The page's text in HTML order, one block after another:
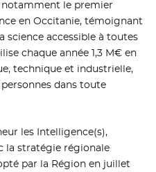
notamment le premier
en Occitanie, témoignant
science accessible à toutes
chaque année 1,3 M€ en
technique et industrielle,
dans toute
les Intelligence(s),
la stratégie régionale
par la Région en juillet